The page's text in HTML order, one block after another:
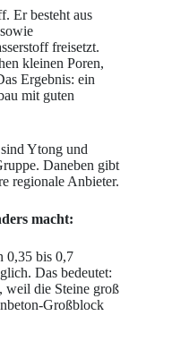
Er besteht aus
freisetzt.
kleinen Poren,
Ergebnis: ein
mit guten
Ytong und
Daneben gibt
regionale Anbieter.
macht:
0,35 bis 0,7
Das bedeutet:
weil die Steine groß
Großblock